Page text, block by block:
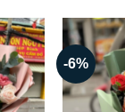
-6%